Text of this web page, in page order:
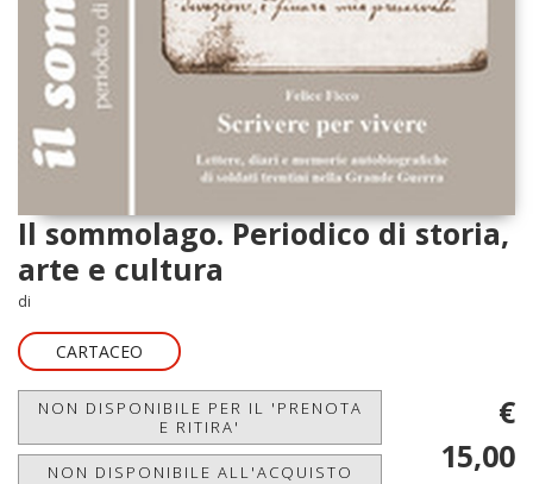
Il sommolago. Periodico di storia,
arte e cultura
di
CARTACEO
NON DISPONIBILE PER IL 'PRENOTA
E RITIRA'
NON DISPONIBILE ALL'ACQUISTO
€
15,00